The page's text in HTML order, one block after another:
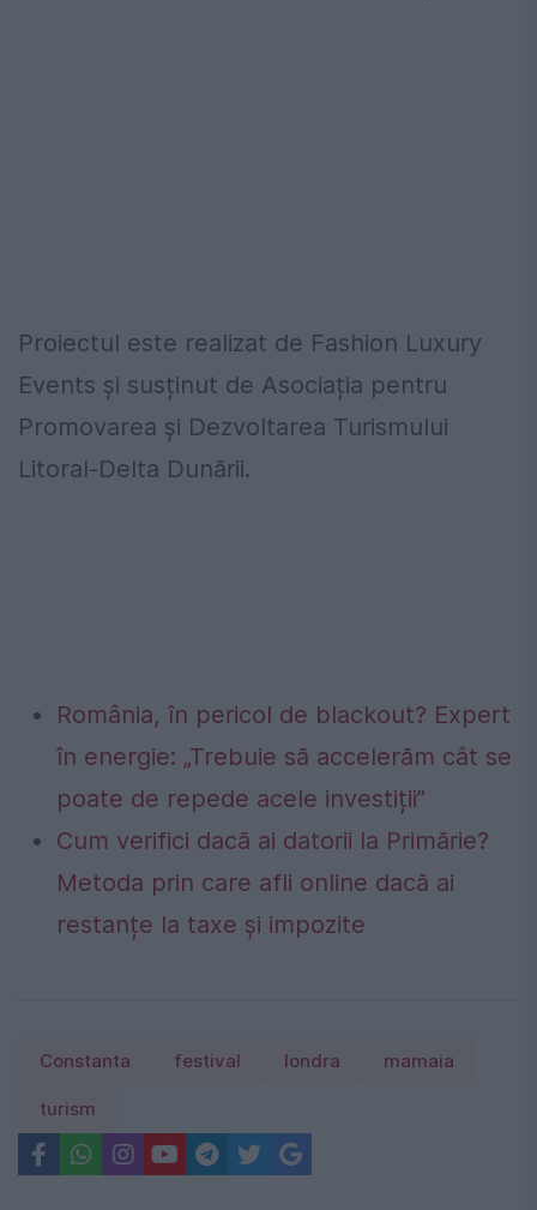
Proiectul este realizat de Fashion Luxury
Events și susținut de Asociația pentru
Promovarea și Dezvoltarea Turismului
Litoral-Delta Dunării.
România, în pericol de blackout? Expert
în energie: „Trebuie să accelerăm cât se
poate de repede acele investiții”
Cum verifici dacă ai datorii la Primărie?
Metoda prin care afli online dacă ai
restanțe la taxe și impozite
Constanta festival londra mamaia
turism